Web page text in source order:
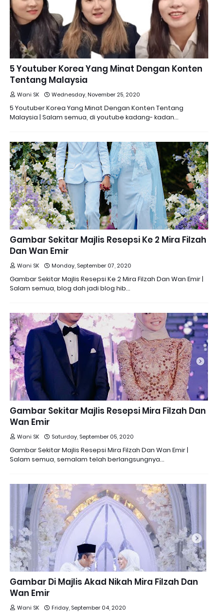
5 Youtuber Korea Yang Minat Dengan Konten
Tentang Malaysia
Wani SK Wednesday, November 25, 2020
5 Youtuber Korea Yang Minat Dengan Konten Tentang
Malaysia | Salam semua, di youtube kadang- kadan…
Gambar Sekitar Majlis Resepsi Ke 2 Mira Filzah
Dan Wan Emir
Wani SK Monday, September 07, 2020
Gambar Sekitar Majlis Resepsi Ke 2 Mira Filzah Dan Wan Emir |
Salam semua, blog dah jadi blog hib…
Gambar Sekitar Majlis Resepsi Mira Filzah Dan
Wan Emir
Wani SK Saturday, September 05, 2020
Gambar Sekitar Majlis Resepsi Mira Filzah Dan Wan Emir |
Salam semua, semalam telah berlangsungnya…
Gambar Di Majlis Akad Nikah Mira Filzah Dan
Wan Emir
Wani SK Friday, September 04, 2020